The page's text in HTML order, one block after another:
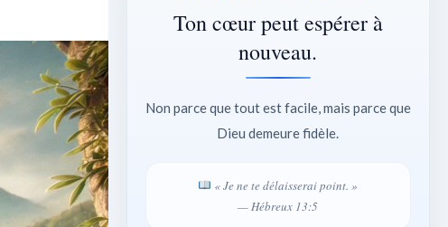
Ton cœur peut espérer à
nouveau.
Non parce que tout est facile, mais parce que
Dieu demeure fidèle.
« Je ne te délaisserai point. »
— Hébreux 13:5